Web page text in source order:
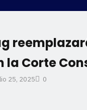
la Corte
25, 2025 0